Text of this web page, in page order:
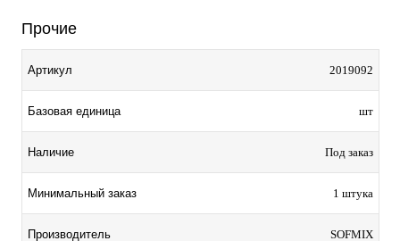
Прочие
Артикул 2019092
Базовая единица шт
Наличие Под заказ
Минимальный заказ 1 штука
Производитель SOFMIX